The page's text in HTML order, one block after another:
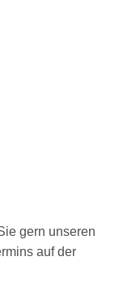
gern unseren
auf der